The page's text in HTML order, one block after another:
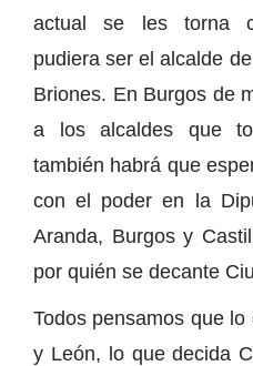
actual se les torna
pudiera ser el alcalde
Briones. En Burgos de
a los alcaldes que
también habrá que
con el poder en la
Aranda, Burgos y
por quién se decante
Todos pensamos que
y León, lo que decida